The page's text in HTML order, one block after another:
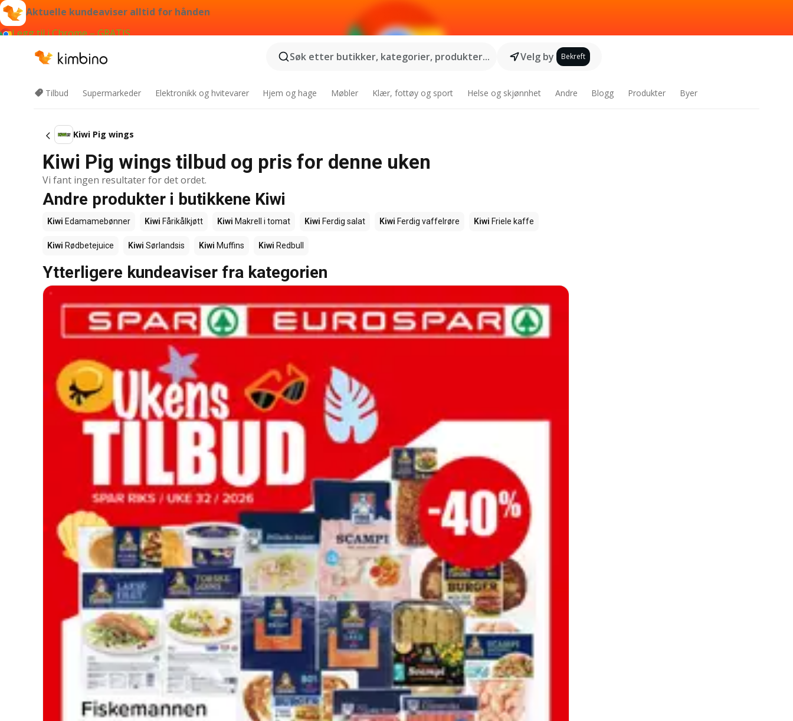
Aktuelle kundeaviser alltid for hånden
Legg til i Chrome – GRATIS
Søk etter butikker, kategorier, produkter...
Velg by Bekreft
Tilbud Supermarkeder Elektronikk og hvitevarer Hjem og hage Møbler Klær, fottøy og sport Helse og skjønnhet Andre Blogg Produkter Byer
Kiwi Pig wings
Kiwi Pig wings tilbud og pris for denne uken
Vi fant ingen resultater for det ordet.
Andre produkter i butikkene Kiwi
Kiwi Edamamebønner Kiwi Fårikålkjøtt Kiwi Makrell i tomat Kiwi Ferdig salat Kiwi Ferdig vaffelrøre Kiwi Friele kaffe
Kiwi Rødbetejuice Kiwi Sørlandsis Kiwi Muffins Kiwi Redbull
Ytterligere kundeaviser fra kategorien